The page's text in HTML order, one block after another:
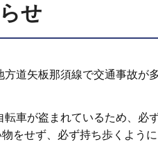
せ
道矢板那須線で交通事故が
車が盗まれているため、必
をせず、必ず持ち歩くよう